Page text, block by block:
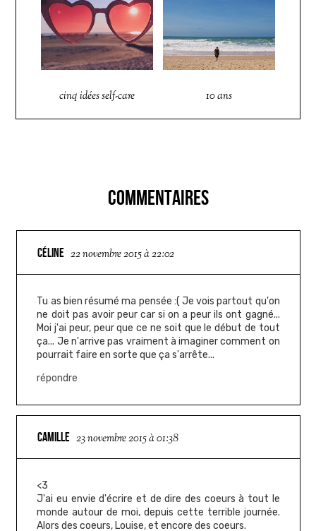
cinq idées self-care 10 ans
COMMENTAIRES
CÉLINE 22 novembre 2015 à 22:02
Tu as bien résumé ma pensée :( Je vois partout qu'on
ne doit pas avoir peur car si on a peur ils ont gagné...
Moi j'ai peur, peur que ce ne soit que le début de tout
ça... Je n'arrive pas vraiment à imaginer comment on
pourrait faire en sorte que ça s'arrête...
répondre
CAMILLE 23 novembre 2015 à 01:38
<3
J'ai eu envie d'écrire et de dire des coeurs à tout le
monde autour de moi, depuis cette terrible journée.
Alors des coeurs, Louise, et encore des coeurs.